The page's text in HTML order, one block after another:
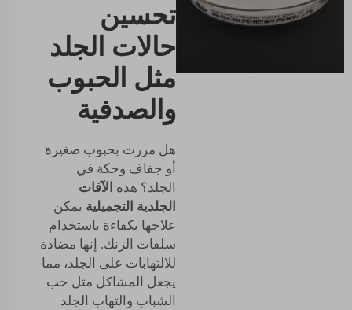
تحسين
حالات الجلد
مثل الحبوب
والصدفية
هل مررت بحبوب صغيرة
أو جفاف وحكة في
الجلد؟ هذه الآفات
الجلدية التجميلية يمكن
علاجها بكفاءة باستخدام
سلفات الزنك. إنها مضادة
للالتهابات على الجلد، مما
يجعل المشاكل مثل حب
الشباب والتهاب الجلد